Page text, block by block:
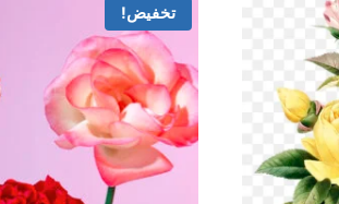
تخفيض!